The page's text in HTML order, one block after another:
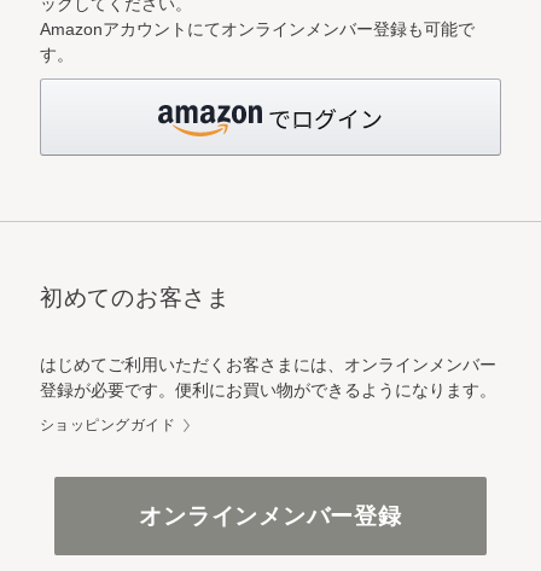
Amazonアカウントにてオンラインメンバー登録も可能で
す。
初めてのお客さま
はじめてご利用いただくお客さまには、オンラインメンバー
登録が必要です。便利にお買い物ができるようになります。
ショッピングガイド
オンラインメンバー登録